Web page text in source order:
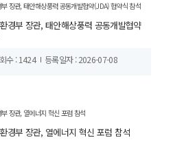
경부 장관, 태안해상풍력 공동개발협약
수 : 1424 등록일자 : 2026-07-08
경부 장관, 열에너지 혁신 포럼 참석